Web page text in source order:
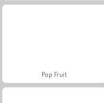
Pop Fruit